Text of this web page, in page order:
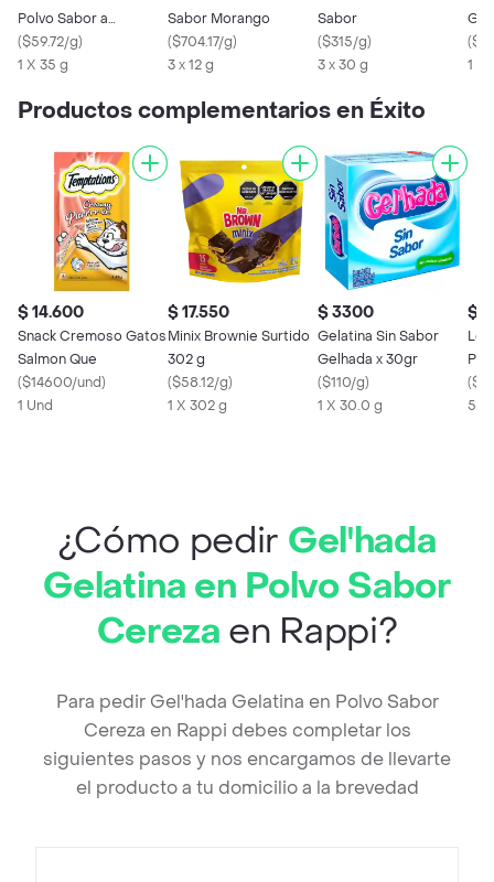
Polvo Sabor a
Frambuesa
($59.72/g)
1 X 35 g
Sabor Morango
($704.17/g)
3 x 12 g
Sabor
($315/g)
3 x 30 g
(
1 x
Productos complementarios en Éxito
$ 14.600
Snack Cremoso Gatos
Salmon Que
($14600/und)
1 Und
$ 17.550
Minix Brownie Surtido
302 g
($58.12/g)
1 X 302 g
$ 3300
Gelatina Sin Sabor
Gelhada x 30gr
($110/g)
1 X 30.0 g
$
(
¿Cómo pedir Gel'hada
Gelatina en Polvo Sabor
Cereza en Rappi?
Para pedir Gel'hada Gelatina en Polvo Sabor
Cereza en Rappi debes completar los
siguientes pasos y nos encargamos de llevarte
el producto a tu domicilio a la brevedad